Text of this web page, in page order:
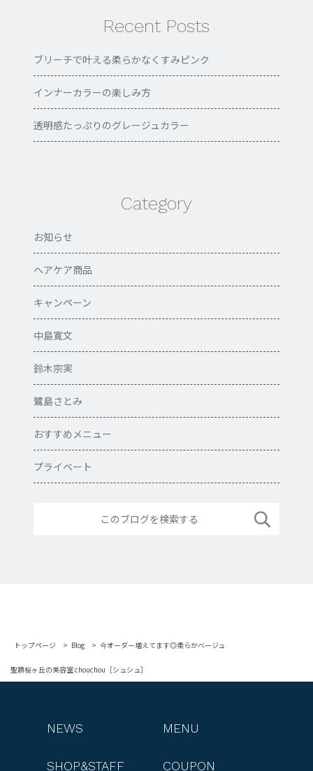
Recent Posts
ブリーチで叶える柔らかなくすみピンク
インナーカラーの楽しみ方
透明感たっぷりのグレージュカラー
Category
お知らせ
ヘアケア商品
キャンペーン
中島寛文
鈴木宗実
鷺島さとみ
おすすめメニュー
プライベート
トップページ Blog 今オーダー増えてます◎柔らかベージュ
聖蹟桜ヶ丘の美容室 chouchou［シュシュ］
NEWS MENU
SHOP&STAFF COUPON